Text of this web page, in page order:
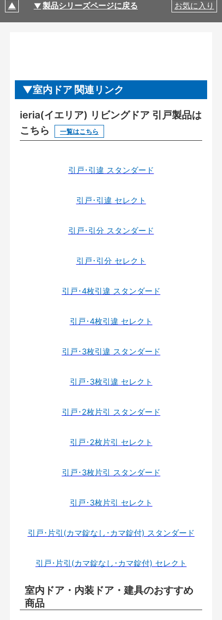
製品シリーズページに戻る お気に入り
室内ドア 関連リンク
ieria(イエリア) リビングドア 引戸製品は
こちら
一覧はこちら
引戸･引違 スタンダード
引戸･引違 セレクト
引戸･引分 スタンダード
引戸･引分 セレクト
引戸･4枚引違 スタンダード
引戸･4枚引違 セレクト
引戸･3枚引違 スタンダード
引戸･3枚引違 セレクト
引戸･2枚片引 スタンダード
引戸･2枚片引 セレクト
引戸･3枚片引 スタンダード
引戸･3枚片引 セレクト
引戸･片引(カマ錠なし･カマ錠付) スタンダード
引戸･片引(カマ錠なし･カマ錠付) セレクト
室内ドア・内装ドア・建具のおすすめ
商品